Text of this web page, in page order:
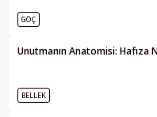
GÖÇ
Unutmanın Anatomisi: Hafıza
BELLEK